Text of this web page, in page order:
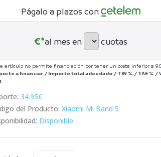
Págalo a plazos con
€*al mes en cuotas
artículo no permite financiación por tener un coste inferior a
a financiar / Importe total adeudado / TIN % / TAE % /
34.95€
del Producto: Xiaomi Mi Band 5
Disponible